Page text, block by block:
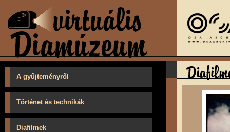
A gyűjteményről
Történet és technikák
Diafilmek